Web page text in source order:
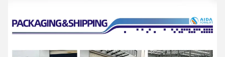
μηχανημάτων, αυτοκινήτων και άλλων βιομηχανιών.
Η AIDA έχει καθιερώσει ένα αυστηρό σύστημα διασφάλισης της
ISO14001, SGS και CE.